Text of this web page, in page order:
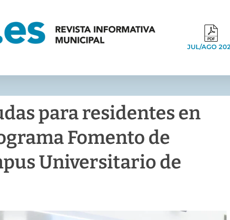
JUL/AGO
para residentes en
Fomento de
Universitario de